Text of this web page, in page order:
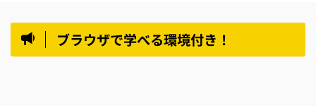
ブラウザで学べる環境付き！